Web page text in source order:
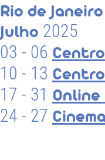
Rio de Janeiro
Julho 2025
03 - 06
10 - 13
17 - 31 Online
24 - 27